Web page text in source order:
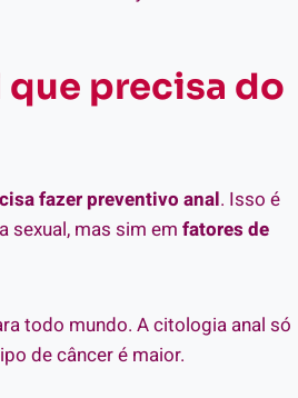
que precisa do
fazer preventivo anal. Isso é
sexual, mas sim em fatores de
todo mundo. A citologia anal só
de câncer é maior.